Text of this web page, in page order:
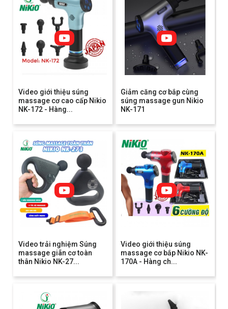
Video giới thiệu súng
massage cơ cao cấp Nikio
NK-172 - Hàng...
Giảm căng cơ bắp cùng
súng massage gun Nikio
NK-171
Video trải nghiệm Súng
massage giãn cơ toàn
thân Nikio NK-27...
Video giới thiệu súng
massage cơ bắp Nikio NK-
170A - Hàng ch...